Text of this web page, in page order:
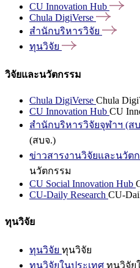
CU Innovation Hub
Chula DigiVerse
สำนักบริหารวิจัย
ทุนวิจัย
วิจัยและนวัตกรรม
Chula DigiVerse Chula
CU Innovation Hub CU
สำนักบริหารวิจัยจุฬาฯ (ส
(สบจ.)
ข่าวสารงานวิจัยและนวัต
นวัตกรรม
CU Social Innovation Hub
CU-Daily Research CU-
ทุนวิจัย
ทุนวิจัย ทุนวิจัย
ทุนวิจัยในประเทศ ทุนวิจัย